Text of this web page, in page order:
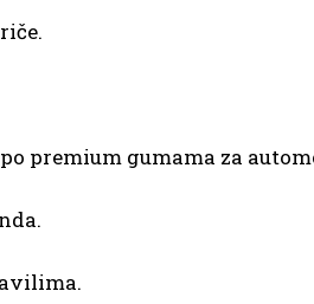
premium gumama za